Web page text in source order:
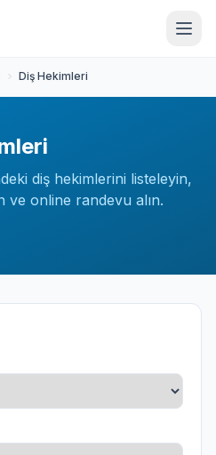
Diş Hekimleri
diş hekimlerini listeleyin,
online randevu alın.